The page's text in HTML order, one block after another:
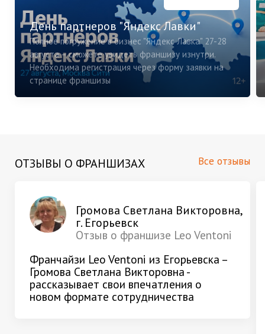
День партнеров "Яндекс Лавки"
Полное погружение в бизнес "Яндекс Лавка" 27-28
августа – сможете увидеть франшизу изнутри.
Необходима регистрация через форму заявки на
странице франшизы
ОТЗЫВЫ О ФРАНШИЗАХ Все отзывы
Громова Светлана Викторовна,
г. Егорьевск
Отзыв о франшизе Leo Ventoni
Франчайзи Leo Ventoni из Егорьевска –
Громова Светлана Викторовна -
рассказывает свои впечатления о
новом формате сотрудничества